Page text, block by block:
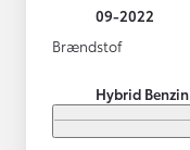
09-2022
Brændstof
Hybrid Benzin